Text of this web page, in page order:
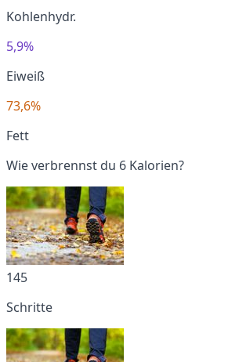
Kohlenhydr.
5,9%
Eiweiß
73,6%
Fett
Wie verbrennst du 6 Kalorien?
145
Schritte